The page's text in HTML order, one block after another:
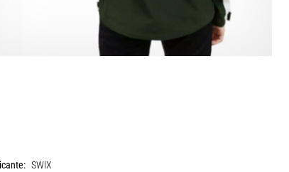
SWIX